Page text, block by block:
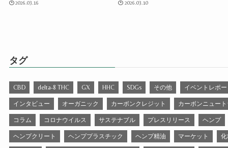
2026.03.16 2026.03.10
タグ
CBD delta-8 THC GX HHC SDGs その他 イベントレポ
インタビュー オーガニック カーボンクレジット カーボンニュー
コラム コロナウイルス サステナブル プレスリリース ヘンプ
ヘンプクリート ヘンププラスチック ヘンプ精油 マーケット